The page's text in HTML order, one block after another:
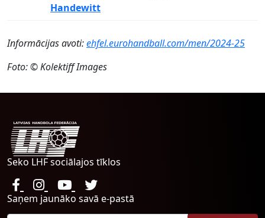
Handewitt
Informācijas avoti:ehfel.eurohandball.com/men/2024-25
Foto: © Kolektiff Images
Seko LHF sociālajos tīklos
Saņem jaunāko savā e-pastā